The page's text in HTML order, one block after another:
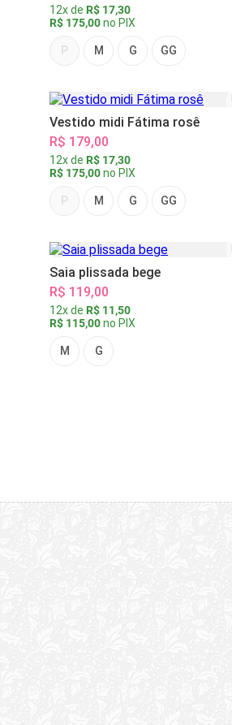
12x de R$ 17,30
R$ 175,00no PIX
P M G GG
Vestido midi Fátima rosê
R$ 179,00
12x de R$ 17,30
R$ 175,00no PIX
P M G GG
Saia plissada bege
R$ 119,00
12x de R$ 11,50
R$ 115,00no PIX
M G